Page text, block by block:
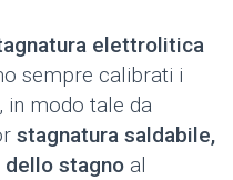
elettrolitica
sempre calibrati i
in modo tale da
stagnatura saldabile,
stagno al